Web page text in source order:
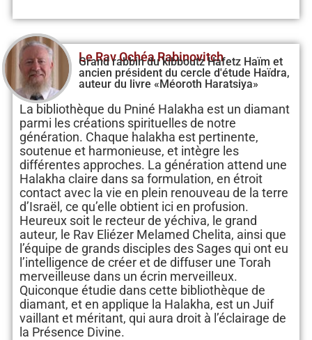
Le Rav Ochéa Rabinovitch
Grand rabbin du kibboutz Hafetz Haïm et
ancien président du cercle d'étude Haïdra,
auteur du livre «Méoroth Haratsiya»
La bibliothèque du Pniné Halakha est un diamant
parmi les créations spirituelles de notre
génération. Chaque halakha est pertinente,
soutenue et harmonieuse, et intègre les
différentes approches. La génération attend une
Halakha claire dans sa formulation, en étroit
contact avec la vie en plein renouveau de la terre
d’Israël, ce qu’elle obtient ici en profusion.
Heureux soit le recteur de yéchiva, le grand
auteur, le Rav Eliézer Melamed Chelita, ainsi que
l’équipe de grands disciples des Sages qui ont eu
l’intelligence de créer et de diffuser une Torah
merveilleuse dans un écrin merveilleux.
Quiconque étudie dans cette bibliothèque de
diamant, et en applique la Halakha, est un Juif
vaillant et méritant, qui aura droit à l’éclairage de
la Présence Divine.